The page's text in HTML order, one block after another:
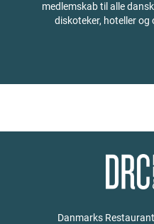
medlemskab til alle
diskoteker, hoteller
Danmarks